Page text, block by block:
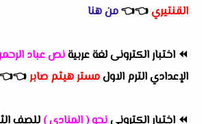
القنتيري👈
👈من هنا
⏪ اختبار الكترونى لغة عربيةنص عباد
الإعدادي الترم الاولمستر هيثم صابر👈
👈